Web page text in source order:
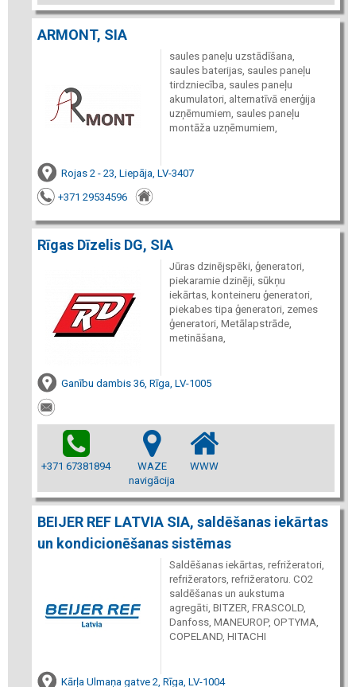
ARMONT, SIA
saules paneļu uzstādīšana,
saules baterijas, saules paneļu
tirdzniecība, saules paneļu
akumulatori, alternatīvā enerģija
uzņēmumiem, saules paneļu
montāža uzņēmumiem,
Rojas 2 - 23, Liepāja, LV-3407
+371 29534596
Rīgas Dīzelis DG, SIA
Jūras dzinējspēki, ģeneratori,
piekaramie dzinēji, sūkņu
iekārtas, konteineru ģeneratori,
piekabes tipa ģeneratori, zemes
ģeneratori, Metālapstrāde,
metināšana,
Ganību dambis 36, Rīga, LV-1005
+371 67381894
WAZE
navigācija
WWW
BEIJER REF LATVIA SIA, saldēšanas iekārtas
un kondicionēšanas sistēmas
Saldēšanas iekārtas, refrižeratori,
refrižerators, refrižeratoru. CO2
saldēšanas un aukstuma
agregāti, BITZER, FRASCOLD,
Danfoss, MANEUROP, OPTYMA,
COPELAND, HITACHI
Kārļa Ulmaņa gatve 2, Rīga, LV-1004